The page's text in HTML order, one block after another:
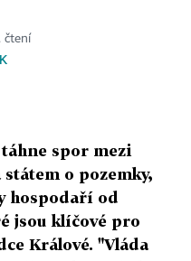
čtení
spor mezi
o pozemky,
hospodaří od
jsou klíčové pro
Králové. "Vláda